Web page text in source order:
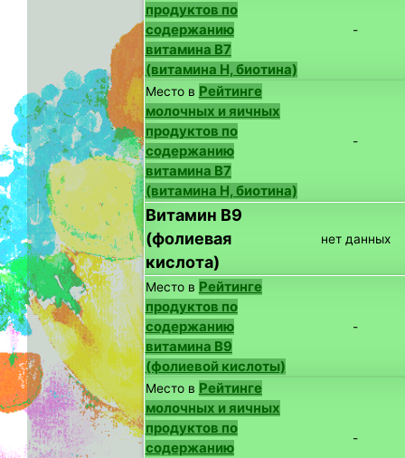
продуктов по
содержанию
витамина B7
(витамина H, биотина)
-
Место в Рейтинге
молочных и яичных
продуктов по
содержанию
витамина B7
(витамина H, биотина)
-
Витамин B9
(фолиевая
кислота)
нет данных
Место в Рейтинге
продуктов по
содержанию
витамина B9
(фолиевой кислоты)
-
Место в Рейтинге
молочных и яичных
продуктов по
содержанию
-